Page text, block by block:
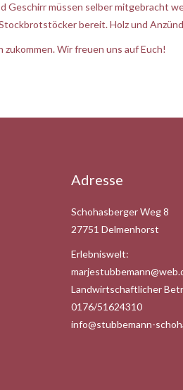
müssen selber mitgebracht
bereit. Holz und
zukommen. Wir freuen uns auf Euch!
Adresse
Schohasberger Weg 8
27751 Delmenhorst
Erlebniswelt:
Landwirtschaftlicher
0176/51624310
info@stubbemann-